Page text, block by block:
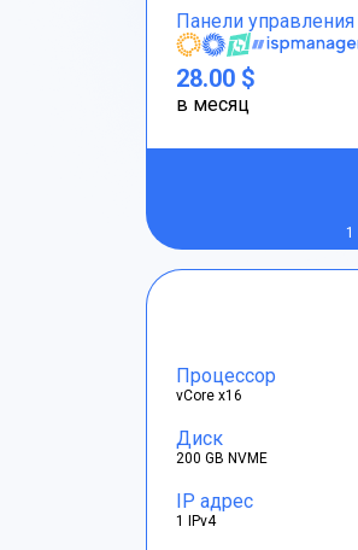
Панели управления
28.00 $
в месяц
1
Процессор
vCore x16
Диск
200 GB NVME
IP адрес
1 IPv4